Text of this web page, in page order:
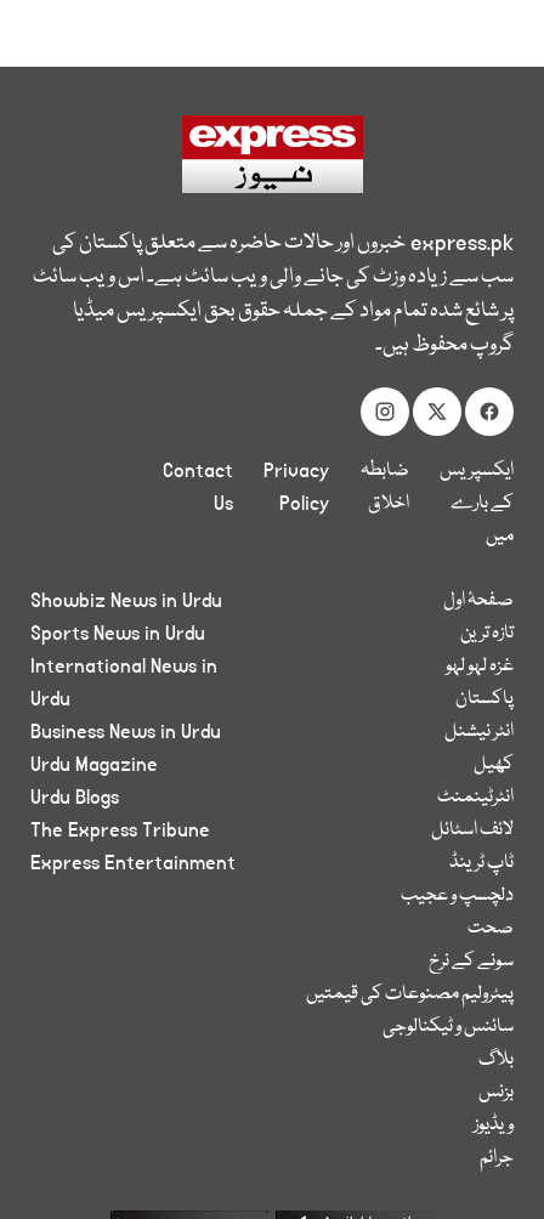
express.pkخبروں اور حالات حاضرہ سے متعلق پاکستان کی
سب سے زیادہ وزٹ کی جانے والی ویب سائٹ ہے۔ اس ویب سائٹ
پر شائع شدہ تمام مواد کے جملہ حقوق بحق ایکسپریس میڈیا
گروپ محفوظ ہیں۔
ایکسپریس
کے بارے
میں
ضابطہ
اخلاق
Privacy
Policy
Contact
Us
صفحۂ اول
تازہ ترین
غزہ لہو لہو
پاکستان
انٹر نیشنل
کھیل
انٹرٹینمنٹ
لائف اسٹائل
ٹاپ ٹرینڈ
دلچسپ و عجیب
صحت
سونے کے نرخ
پیٹرولیم مصنوعات کی قیمتیں
سائنس و ٹیکنالوجی
بلاگ
بزنس
ویڈیوز
جرائم
Showbiz News in Urdu
Sports News in Urdu
International News in
Urdu
Business News in Urdu
Urdu Magazine
Urdu Blogs
The Express Tribune
Express Entertainment